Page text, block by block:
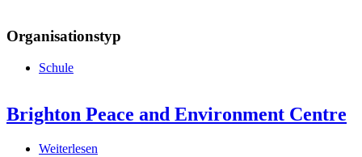
Organisationstyp
Schule
Brighton Peace and Environment Centre
Weiterlesen